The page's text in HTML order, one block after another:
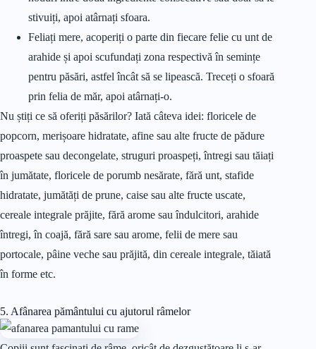
stivuiți, apoi atârnați sfoara.
Feliați mere, acoperiți o parte din fiecare felie cu unt de
arahide și apoi scufundați zona respectivă în semințe
pentru păsări, astfel încât să se lipească. Treceți o sfoară
prin felia de măr, apoi atârnați-o.
Nu știți ce să oferiți păsărilor? Iată câteva idei: floricele de
popcorn, merișoare hidratate, afine sau alte fructe de pădure
proaspete sau decongelate, struguri proaspeți, întregi sau tăiați
în jumătate, floricele de porumb nesărate, fără unt, stafide
hidratate, jumătăți de prune, caise sau alte fructe uscate,
cereale integrale prăjite, fără arome sau îndulcitori, arahide
întregi, în coajă, fără sare sau arome, felii de mere sau
portocale, pâine veche sau prăjită, din cereale integrale, tăiată
în forme etc.
5. Afânarea pământului cu ajutorul râmelor